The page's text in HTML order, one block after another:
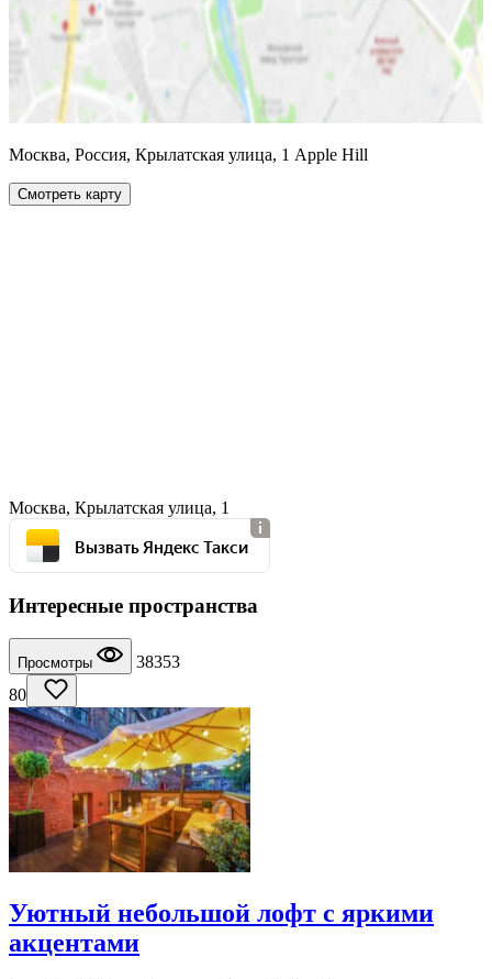
Москва, Россия, Крылатская улица, 1 Apple Hill
Смотреть карту
Москва, Крылатская улица, 1
Вызвать Яндекс Такси
Интересные пространства
Просмотры
38353
80
Уютный небольшой лофт с яркими
акцентами